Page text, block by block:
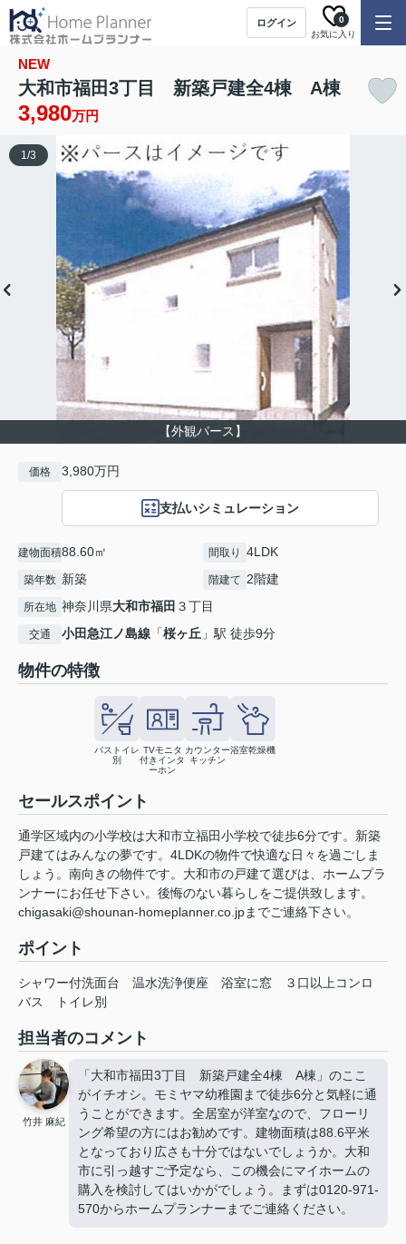
ログイン
お気に入り
0
NEW
大和市福田3丁目 新築戸建全4棟 A棟
3,980万円
【外観パース】
1/3
価格 3,980万円
支払いシミュレーション
建物面積88.60㎡ 間取り 4LDK
築年数 新築 階建て 2階建
所在地 神奈川県大和市福田 ３丁目
交通 小田急江ノ島線 「桜ヶ丘 」駅 徒歩9分
物件の特徴
バストイレ
別
TVモニタ
付きインタ
ーホン
カウンター
キッチン
浴室乾燥機
セールスポイント
通学区域内の小学校は大和市立福田小学校で徒歩6分です。新築
戸建てはみんなの夢です。4LDKの物件で快適な日々を過ごしま
しょう。南向きの物件です。大和市の戸建て選びは、ホームプラ
ンナーにお任せ下さい。後悔のない暮らしをご提供致します。
chigasaki@shounan-homeplanner.co.jpまでご連絡下さい。
ポイント
シャワー付洗面台 温水洗浄便座 浴室に窓
３口以上コンロ
バス
トイレ別
担当者のコメント
竹井 麻紀
「大和市福田3丁目 新築戸建全4棟 A棟」のここ
がイチオシ。モミヤマ幼稚園まで徒歩6分と気軽に通
うことができます。全居室が洋室なので、フローリ
ング希望の方にはお勧めです。建物面積は88.6平米
となっており広さも十分ではないでしょうか。大和
市に引っ越すご予定なら、この機会にマイホームの
購入を検討してはいかがでしょう。まずは0120-971-
570からホームプランナーまでご連絡ください。